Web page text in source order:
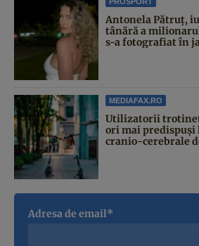
Antonela Pătruț,
tânără a
s-a fotografiat în
MEDIAFAX.RO
Utilizatorii
ori mai predispuși
cranio-cerebrale
Adresa de email*